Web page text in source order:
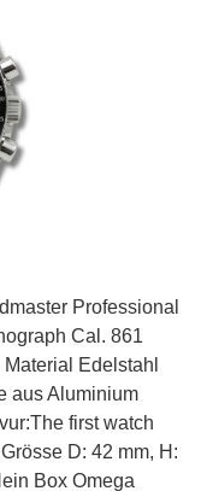
Professional
Cal. 861
Edelstahl
aus Aluminium
first watch
D: 42 mm, H:
Box Omega